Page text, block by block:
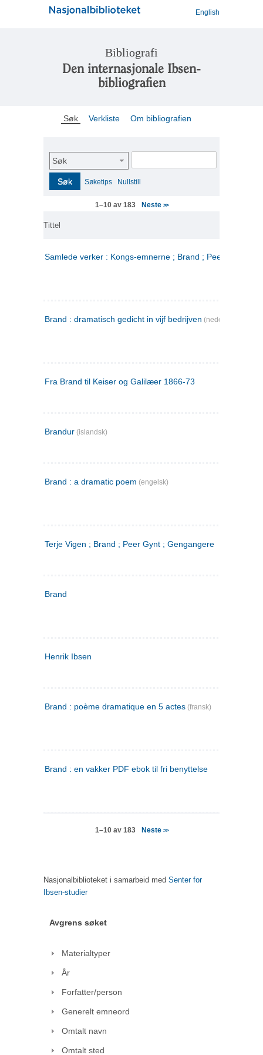
English
Bibliografi
Den internasjonale Ibsen-
bibliografien
Søk Verkliste Om bibliografien
Søk
Søk Søketips Nullstill
1–10 av 183 Neste >>
Tittel
Samlede verker : Kongs-emnerne ; Brand ; Peer Gynt. 2
Brand : dramatisch gedicht in vijf bedrijven (nederlandsk)
Fra Brand til Keiser og Galilæer 1866-73
Brandur (islandsk)
Brand : a dramatic poem (engelsk)
Terje Vigen ; Brand ; Peer Gynt ; Gengangere
Brand
Henrik Ibsen
Brand : poème dramatique en 5 actes (fransk)
Brand : en vakker PDF ebok til fri benyttelse
1–10 av 183 Neste >>
Nasjonalbiblioteket i samarbeid med Senter for
Ibsen-studier
Avgrens søket
Materialtyper
År
Forfatter/person
Generelt emneord
Omtalt navn
Omtalt sted